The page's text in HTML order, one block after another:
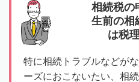
相続税の
生前の相
は税
特に相続トラブルなどが
ーズにおこないたい、相